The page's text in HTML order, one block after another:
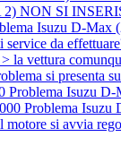
SI
Isuzu D-
da
vettura
si presenta
Problema Isuzu
Problema Isuzu
si avvia